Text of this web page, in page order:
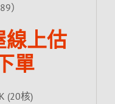
）
上估
單
(20核)